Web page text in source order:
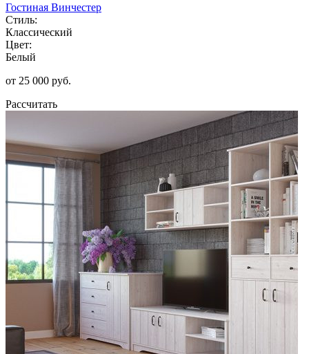
Гостиная Винчестер
Стиль:
Классический
Цвет:
Белый
от 25 000 руб.
Рассчитать